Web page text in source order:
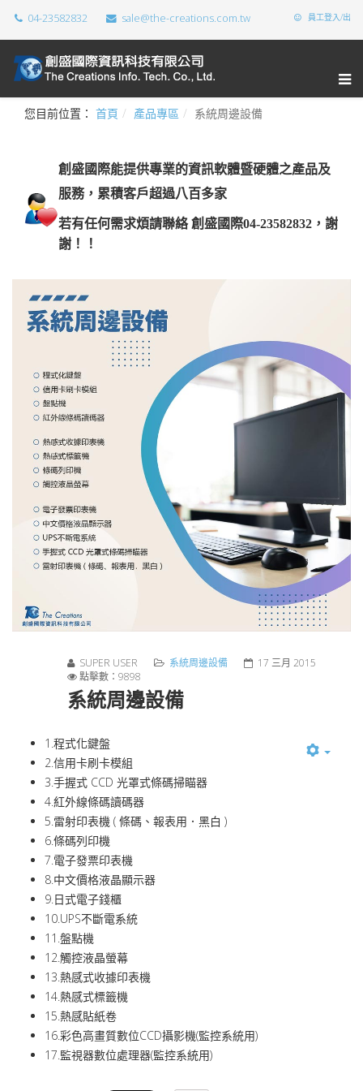
04-23582832 sale@the-creations.com.tw 員工登入/出
您目前位置： 首頁 產品專區 系統周邊設備
創盛國際能提供專業的資訊軟體暨硬體之產品及
服務，累積客戶超過八百多家
若有任何需求煩請聯絡 創盛國際04-23582832，謝
謝！！
SUPER USER 系統周邊設備
17 三月 2015
點擊數：9898
系統周邊設備
1.程式化鍵盤
2.信用卡刷卡模組
3.手握式 CCD 光罩式條碼掃瞄器
4.紅外線條碼讀碼器
5.雷射印表機 ( 條碼、報表用．黑白 )
6.條碼列印機
7.電子發票印表機
8.中文價格液晶顯示器
9.日式電子錢櫃
10.UPS不斷電系統
11.盤點機
12.觸控液晶螢幕
13.熱感式收據印表機
14.熱感式標籤機
15.熱感貼紙卷
16.彩色高畫質數位CCD攝影機(監控系統用)
17.監視器數位處理器(監控系統用)